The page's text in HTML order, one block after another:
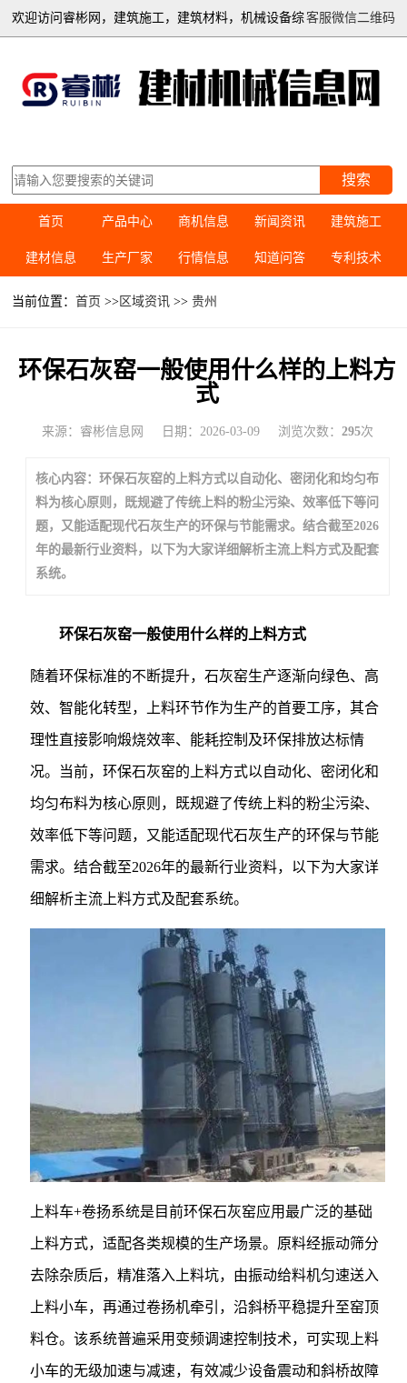
客服微信二维码
欢迎访问睿彬网，建筑施工，建筑材料，机械设备综
搜索
首页 产品中心 商机信息 新闻资讯 建筑施工
建材信息 生产厂家 行情信息 知道问答 专利技术
当前位置：首页 >>区域资讯 >>贵州
环保石灰窑一般使用什么样的上料方
式
来源：睿彬信息网 日期：2026-03-09 浏览次数： 295次
核心内容：环保石灰窑的上料方式以自动化、密闭化和均匀布
料为核心原则，既规避了传统上料的粉尘污染、效率低下等问
题，又能适配现代石灰生产的环保与节能需求。结合截至2026
年的最新行业资料，以下为大家详细解析主流上料方式及配套
系统。
环保石灰窑一般使用什么样的上料方式
随着环保标准的不断提升，石灰窑生产逐渐向绿色、高
效、智能化转型，上料环节作为生产的首要工序，其合
理性直接影响煅烧效率、能耗控制及环保排放达标情
况。当前，环保石灰窑的上料方式以自动化、密闭化和
均匀布料为核心原则，既规避了传统上料的粉尘污染、
效率低下等问题，又能适配现代石灰生产的环保与节能
需求。结合截至2026年的最新行业资料，以下为大家详
细解析主流上料方式及配套系统。
上料车+卷扬系统是目前环保石灰窑应用最广泛的基础
上料方式，适配各类规模的生产场景。原料经振动筛分
去除杂质后，精准落入上料坑，由振动给料机匀速送入
上料小车，再通过卷扬机牵引，沿斜桥平稳提升至窑顶
料仓。该系统普遍采用变频调速控制技术，可实现上料
小车的无级加速与减速，有效减少设备震动和斜桥故障